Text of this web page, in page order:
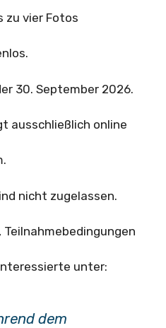
zu vier Fotos
30. September 2026.
ausschließlich online
nicht zugelassen.
unter:
dem